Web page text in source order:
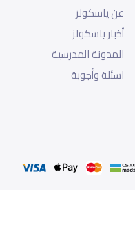
عن ياسكولز
أخبار ياسكولز
المدونة المدرسية
اسئلة وأجوبة